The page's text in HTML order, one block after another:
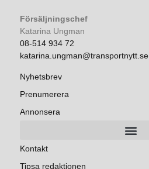
Försäljningschef
Katarina Ungman
08-514 934 72
katarina.ungman@transportnytt.se
Nyhetsbrev
Prenumerera
Annonsera
Kontakt
Tipsa redaktionen